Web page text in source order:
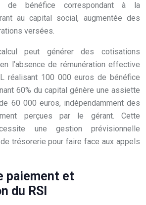
de bénéfice correspondant à la
au capital social, augmentée des
versées.
peut générer des cotisations
l’absence de rémunération effective
réalisant 100 000 euros de bénéfice
60% du capital génère une assiette
60 000 euros, indépendamment des
perçues par le gérant. Cette
une gestion prévisionnelle
trésorerie pour faire face aux appels
paiement et
du RSI